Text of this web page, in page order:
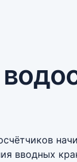
вводных